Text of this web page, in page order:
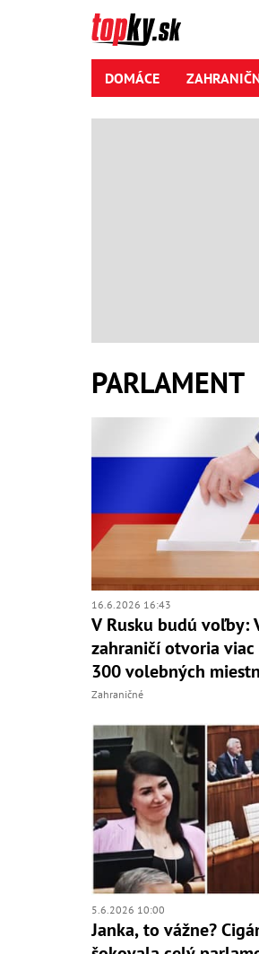
DOMÁCE
PARLAMENT
16.6.2026 16:43
V Rusku budú voľby:
zahraničí otvoria viac
300 volebných
Zahraničné
5.6.2026 10:00
Janka, to vážne?